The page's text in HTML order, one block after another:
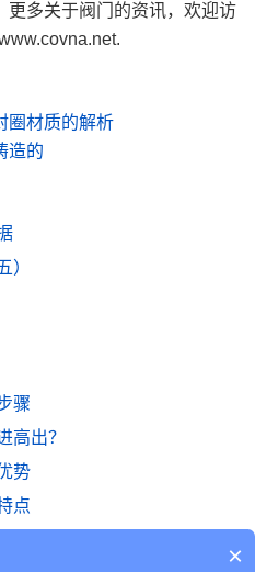
更多关于阀门的资讯，欢迎访
圈材质的解析
造的
）
骤
高出？
势
点
×